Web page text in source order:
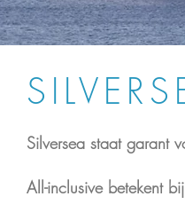
Silversea staat garant
All-inclusive betekent